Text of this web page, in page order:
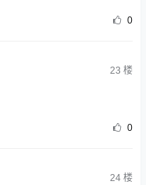
0
23 楼
0
24楼